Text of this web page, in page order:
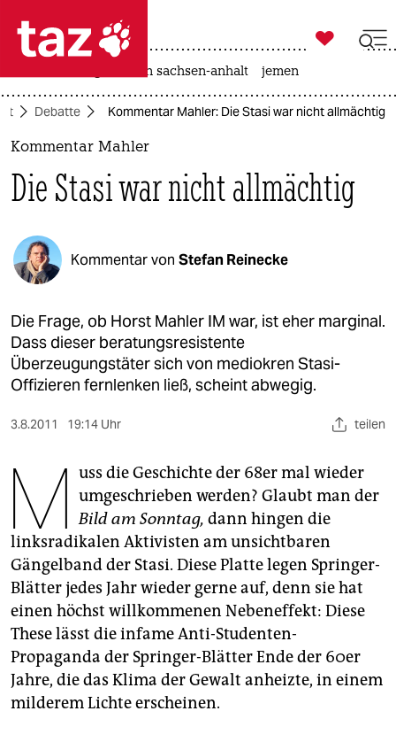
 taz zahl ich
taz zahl ich
politik
öko
gesellschaft
kultur
sport
wahrheit
verlag
verlag
veranstaltungen
shop
fragen & hilfe
unterstützen

taz zahl ich
landtagswahl in sachsen-anhalt jemen
Debatte Kommentar Mahler: Die Stasi war nicht allmächtig
Kommentar Mahler
Die Stasi war nicht allmächtig
Kommentar von Stefan Reinecke
Die Frage, ob Horst Mahler IM war, ist eher marginal.
Dass dieser beratungsresistente
Überzeugungstäter sich von mediokren Stasi-
Offizieren fernlenken ließ, scheint abwegig.
3.8.2011 19:14 Uhr teilen
M uss die Geschichte der 68er mal wieder
umgeschrieben werden? Glaubt man der
Bildam Sonntag, dann hingen die
linksradikalen Aktivisten am unsichtbaren
Gängelband der Stasi. Diese Platte legen Springer-
Blätter jedes Jahr wieder gerne auf, denn sie hat
einen höchst willkommenen Nebeneffekt: Diese
These lässt die infame Anti-Studenten-
Propaganda der Springer-Blätter Ende der 60er
Jahre, die das Klima der Gewalt anheizte, in einem
milderem Lichte erscheinen.